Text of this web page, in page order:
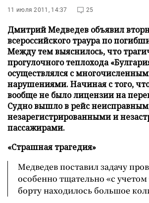
11 июля 2011, 14:37 25
Дмитрий Медведев объявил
всероссийского траура по
Между тем выяснилось, что
прогулочного теплохода
осуществлялся с
нарушениями. Начиная c того,
вообще не было лицензии на
Судно вышло в рейс
незарегистрированными и
пассажирами.
«Страшная трагедия»
Медведев поставил задачу
особенно тщательно «с учетом
борту находилось большое